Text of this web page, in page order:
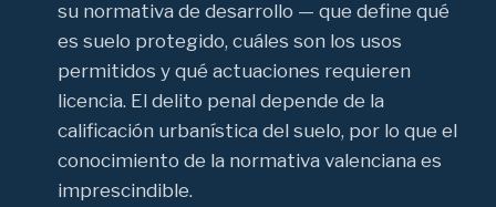
su normativa de desarrollo — que define qué
es suelo protegido, cuáles son los usos
permitidos y qué actuaciones requieren
licencia. El delito penal depende de la
calificación urbanística del suelo, por lo que el
conocimiento de la normativa valenciana es
imprescindible.